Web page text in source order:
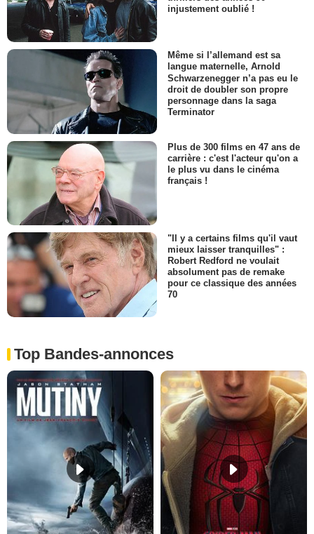
injustement oublié !
Même si l’allemand est sa
langue maternelle, Arnold
Schwarzenegger n’a pas eu le
droit de doubler son propre
personnage dans la saga
Terminator
Plus de 300 films en 47 ans de
carrière : c'est l'acteur qu'on a
le plus vu dans le cinéma
français !
"Il y a certains films qu'il vaut
mieux laisser tranquilles" :
Robert Redford ne voulait
absolument pas de remake
pour ce classique des années
70
Top Bandes-annonces